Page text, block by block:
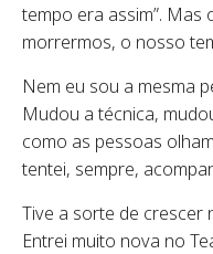
tempo era assim”. Mas
morrermos, o nosso
Nem eu sou a mesma
Mudou a técnica,
como as pessoas
tentei, sempre,
Tive a sorte de crescer
Entrei muito nova no